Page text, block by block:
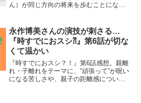
ん）が同じ方向の将来を歩むことになっ
海弥」。そのロケ地に行ってきました。
都営大江戸線・勝どき駅...
永作博美さんの演技が刺さる…
『時すでにおスシ⁈』第6話が切な
くて温かい
『時すでにおスシ？！』第6話感想。親離
れ・子離れをテーマに、“頑張って”が呪い
になる苦しさや、親子の距離感について